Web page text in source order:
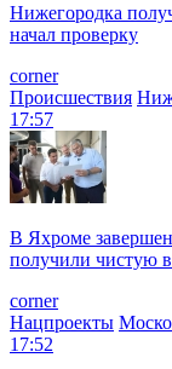
Нижегородка
начал проверку
corner
Происшествия
17:57
В Яхроме
получили чистую
corner
Нацпроекты
17:52